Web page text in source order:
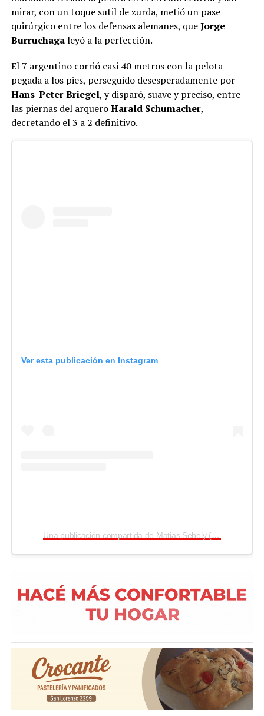
mirar, con un toque sutil de zurda, metió un pase
quirúrgico entre los defensas alemanes, queJorge
Burruchagaleyó a la perfección.
El 7 argentino corrió casi 40 metros con la pelota
pegada a los pies, perseguido desesperadamente por
Hans-Peter Briegel, y disparó, suave y preciso, entre
las piernas del arqueroHarald Schumacher,
decretando el 3 a 2 definitivo.
Ver esta publicación en Instagram
Una publicación compartida de Matias Sebely (@matiassebely)